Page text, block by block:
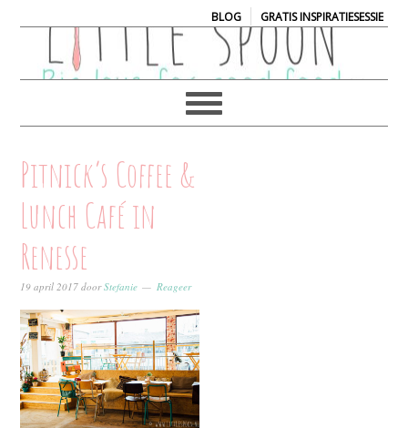
BLOG| GRATIS INSPIRATIESESSIE
Pitnick’s Coffee &
Lunch Café in
Renesse
19 april 2017 doorStefanie Reageer